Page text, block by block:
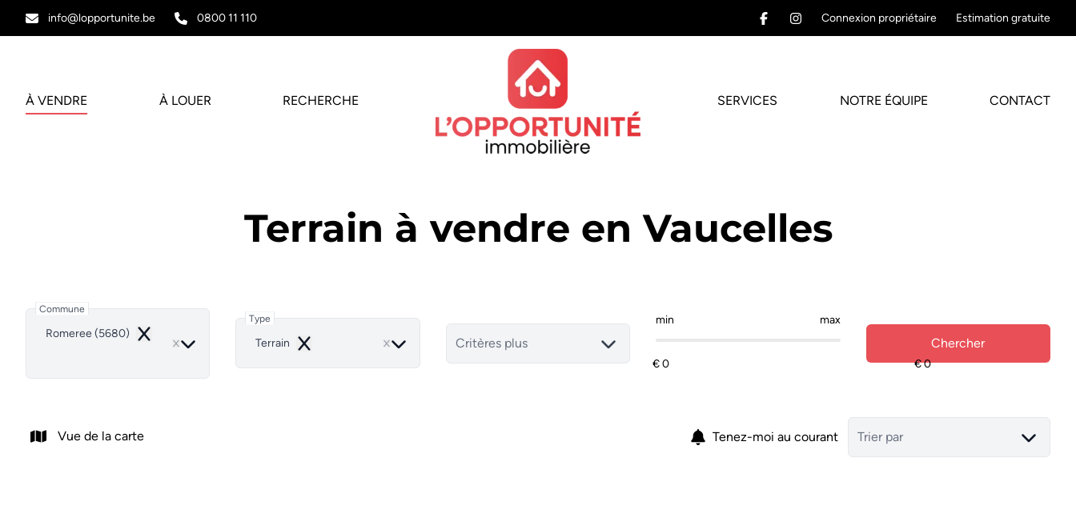
info@lopportunite.be 0800 11 110 Connexion propriétaire Estimation gratuite
À VENDRE À LOUER RECHERCHE SERVICES NOTRE ÉQUIPE CONTACT
Terrain à vendre en Vaucelles
Commune
Romeree (5680)
Remove
Type
Terrain
Remove Critères plus
min max
Chercher
Vue de la carte Tenez-moi au courant Trier par